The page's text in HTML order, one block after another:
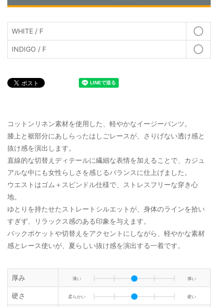
WHITE / F ◯
INDIGO / F ◯
コットンリネン素材を使用した、軽やかなイージーパンツ。
膝上と裾部分にあしらったはしごレースが、さりげない透け感と
抜け感を演出します。
直線的な切替えディテールに繊細な表情を加えることで、カジュ
アルな中にも女性らしさを感じるバランスに仕上げました。
ウエストはゴム＋スピンドル仕様で、ストレスフリーな穿き心
地。
ゆとりを持たせたストレートシルエットが、身体のラインを拾い
すぎず、リラックス感のある印象を与えます。
バックポケットや切替えをアクセントにしながら、軽やかな素材
感とレース使いが、夏らしい抜け感を演出する一着です。
厚み 薄い 厚い
硬さ 柔らかい 硬い